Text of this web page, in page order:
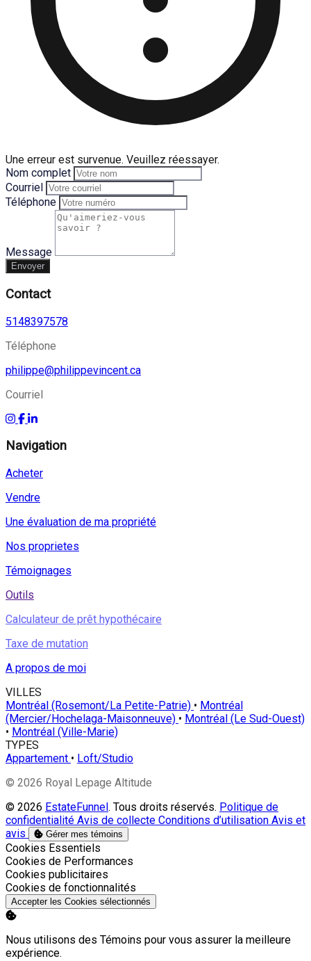
Une erreur est survenue. Veuillez réessayer.
Nom complet
Courriel
Téléphone
Message
Envoyer
Contact
5148397578
Téléphone
philippe@philippevincent.ca
Courriel
Navigation
Acheter
Vendre
Une évaluation de ma propriété
Nos proprietes
Témoignages
Outils
Calculateur de prêt hypothécaire
Taxe de mutation
A propos de moi
VILLES
Montréal (Rosemont/La Petite-Patrie) • Montréal
(Mercier/Hochelaga-Maisonneuve) • Montréal (Le Sud-Ouest)
• Montréal (Ville-Marie)
TYPES
Appartement • Loft/Studio
© 2026 Royal Lepage Altitude
© 2026 EstateFunnel. Tous droits réservés. Politique de
confidentialité Avis de collecte Conditions d’utilisation Avis et
avis
Gérer mes témoins
Activer
Cookies Essentiels
Activer
Cookies de Performances
Activer
Cookies publicitaires
Activer
Cookies de fonctionnalités
Accepter les Cookies sélectionnés
Nous utilisons des Témoins pour vous assurer la meilleure
expérience.